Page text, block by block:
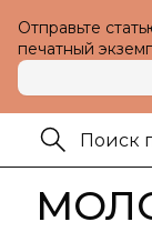
Отправьте
печатный